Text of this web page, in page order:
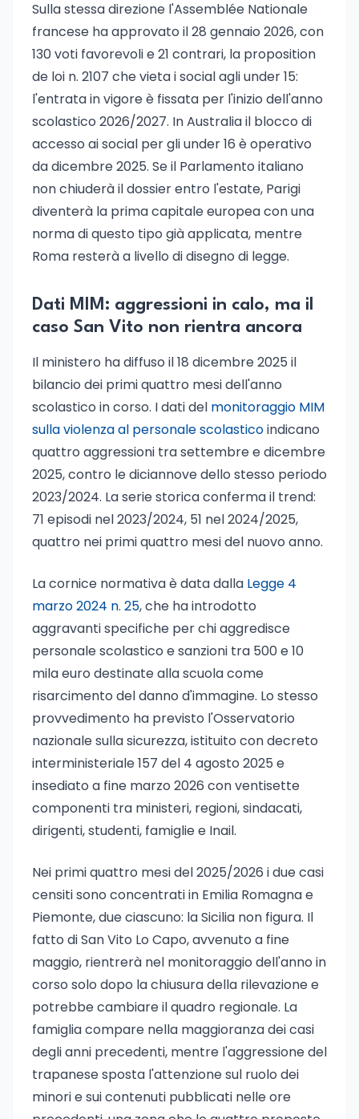
Sulla stessa direzione l'Assemblée Nationale
francese ha approvato il 28 gennaio 2026, con
130 voti favorevoli e 21 contrari, la proposition
de loi n. 2107 che vieta i social agli under 15:
l'entrata in vigore è fissata per l'inizio dell'anno
scolastico 2026/2027. In Australia il blocco di
accesso ai social per gli under 16 è operativo
da dicembre 2025. Se il Parlamento italiano
non chiuderà il dossier entro l'estate, Parigi
diventerà la prima capitale europea con una
norma di questo tipo già applicata, mentre
Roma resterà a livello di disegno di legge.
Dati MIM: aggressioni in calo, ma il
caso San Vito non rientra ancora
Il ministero ha diffuso il 18 dicembre 2025 il
bilancio dei primi quattro mesi dell'anno
scolastico in corso. I dati del monitoraggio MIM
sulla violenza al personale scolasticoindicano
quattro aggressioni tra settembre e dicembre
2025, contro le diciannove dello stesso periodo
2023/2024. La serie storica conferma il trend:
71 episodi nel 2023/2024, 51 nel 2024/2025,
quattro nei primi quattro mesi del nuovo anno.
La cornice normativa è data dalla Legge 4
marzo 2024 n. 25, che ha introdotto
aggravanti specifiche per chi aggredisce
personale scolastico e sanzioni tra 500 e 10
mila euro destinate alla scuola come
risarcimento del danno d'immagine. Lo stesso
provvedimento ha previsto l'Osservatorio
nazionale sulla sicurezza, istituito con decreto
interministeriale 157 del 4 agosto 2025 e
insediato a fine marzo 2026 con ventisette
componenti tra ministeri, regioni, sindacati,
dirigenti, studenti, famiglie e Inail.
Nei primi quattro mesi del 2025/2026 i due casi
censiti sono concentrati in Emilia Romagna e
Piemonte, due ciascuno: la Sicilia non figura. Il
fatto di San Vito Lo Capo, avvenuto a fine
maggio, rientrerà nel monitoraggio dell'anno in
corso solo dopo la chiusura della rilevazione e
potrebbe cambiare il quadro regionale. La
famiglia compare nella maggioranza dei casi
degli anni precedenti, mentre l'aggressione del
trapanese sposta l'attenzione sul ruolo dei
minori e sui contenuti pubblicati nelle ore